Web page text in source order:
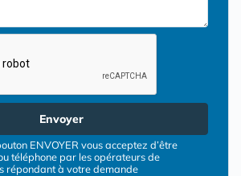
Envoyer
ENVOYER vous acceptez d’être
téléphone par les opérateurs de
répondant à votre demande